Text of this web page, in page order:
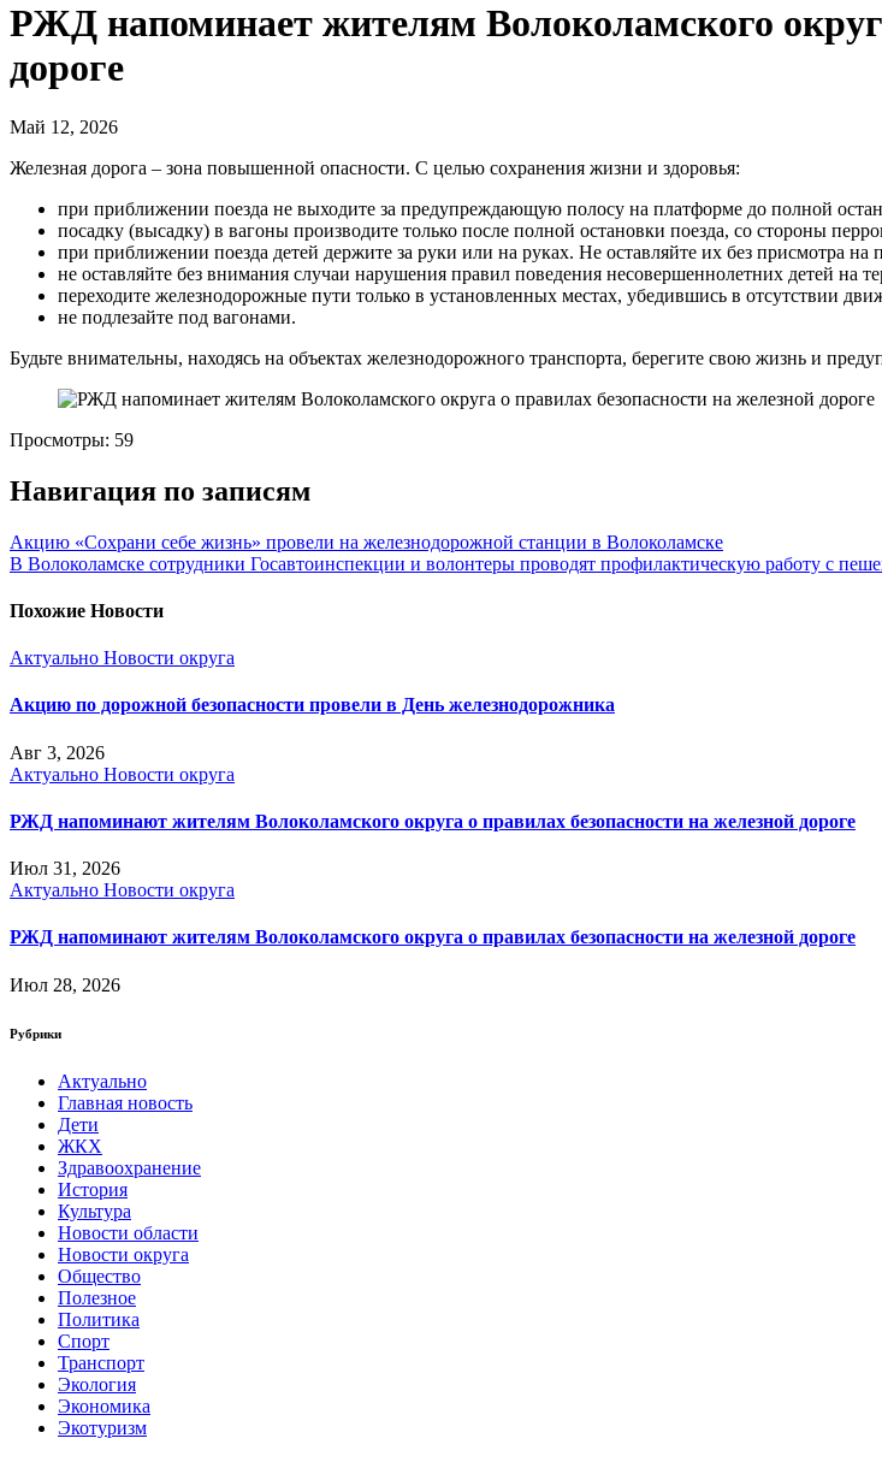
РЖД напоминает жителям Волоколамского
дороге
Май 12, 2026
Железная дорога – зона повышенной опасности. С целью сохранения жизни и здоровья:
при приближении поезда не выходите за предупреждающую полосу на платформе до полной
посадку (высадку) в вагоны производите только после полной остановки поезда, со стороны
при приближении поезда детей держите за руки или на руках. Не оставляйте их без присмотра на
не оставляйте без внимания случаи нарушения правил поведения несовершеннолетних детей на
переходите железнодорожные пути только в установленных местах, убедившись в отсутствии
не подлезайте под вагонами.
Будьте внимательны, находясь на объектах железнодорожного транспорта, берегите свою жизнь и
Просмотры: 59
Навигация по записям
Акцию «Сохрани себе жизнь» провели на железнодорожной станции в Волоколамске
В Волоколамске сотрудники Госавтоинспекции и волонтеры проводят профилактическую работу с
Похожие Новости
Актуально Новости округа
Акцию по дорожной безопасности провели в День железнодорожника
Авг 3, 2026
Актуально Новости округа
РЖД напоминают жителям Волоколамского округа о правилах безопасности на железной дороге
Июл 31, 2026
Актуально Новости округа
РЖД напоминают жителям Волоколамского округа о правилах безопасности на железной дороге
Июл 28, 2026
Рубрики
Актуально
Главная новость
Дети
ЖКХ
Здравоохранение
История
Культура
Новости области
Новости округа
Общество
Полезное
Политика
Спорт
Транспорт
Экология
Экономика
Экотуризм